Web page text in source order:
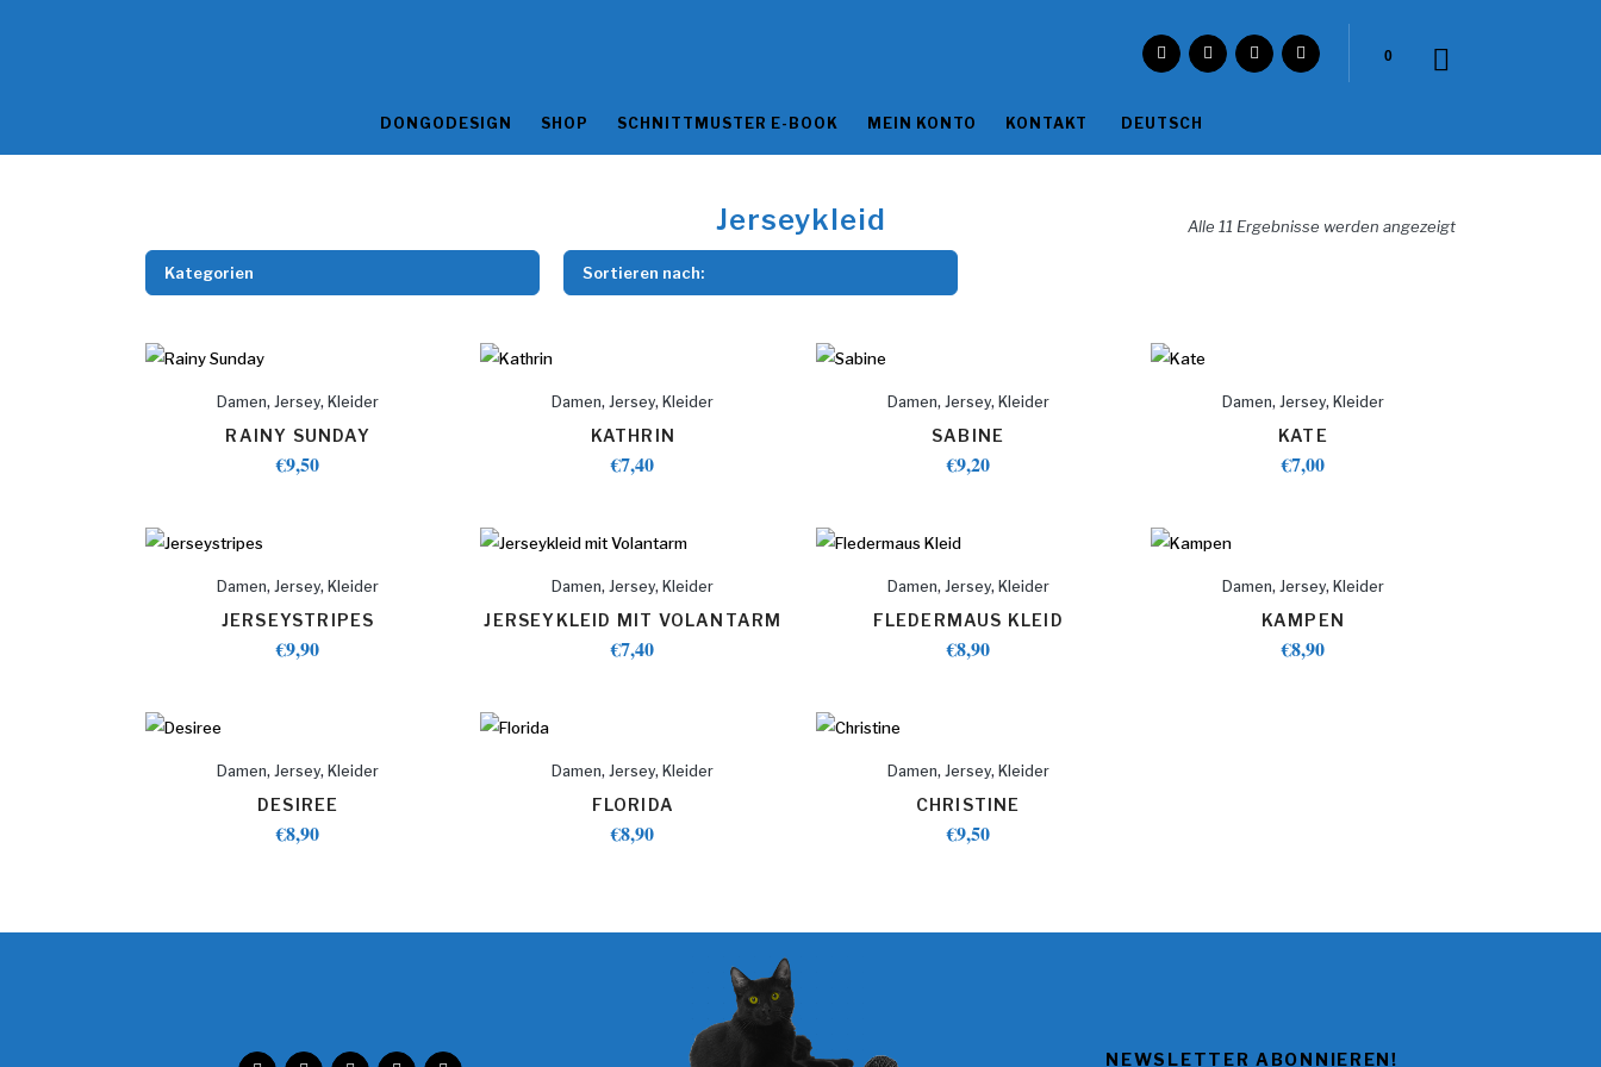
0
DONGODESIGN SHOP SCHNITTMUSTER E-BOOK MEIN KONTO KONTAKT DEUTSCH
Jerseykleid Alle 11 Ergebnisse werden angezeigtNach Aktualität sortiert
Kategorien Sortieren nach:
Damen,Jersey,Kleider
RAINY SUNDAY
€9,50
Damen,Jersey,Kleider
KATHRIN
€7,40
Damen, Jersey, Kleider
SABINE
€9,20
Damen, Jersey, Kleider
KATE
€7,00
Damen,Jersey,Kleider
JERSEYSTRIPES
€9,90
Damen,Jersey,Kleider
JERSEYKLEID MIT VOLANTARM
€7,40
Damen, Jersey, Kleider
FLEDERMAUS KLEID
€8,90
Damen, Jersey, Kleider
KAMPEN
€8,90
Damen,Jersey,Kleider
DESIREE
€8,90
Damen,Jersey,Kleider
FLORIDA
€8,90
Damen, Jersey, Kleider
CHRISTINE
€9,50
NEWSLETTER ABONNIEREN!